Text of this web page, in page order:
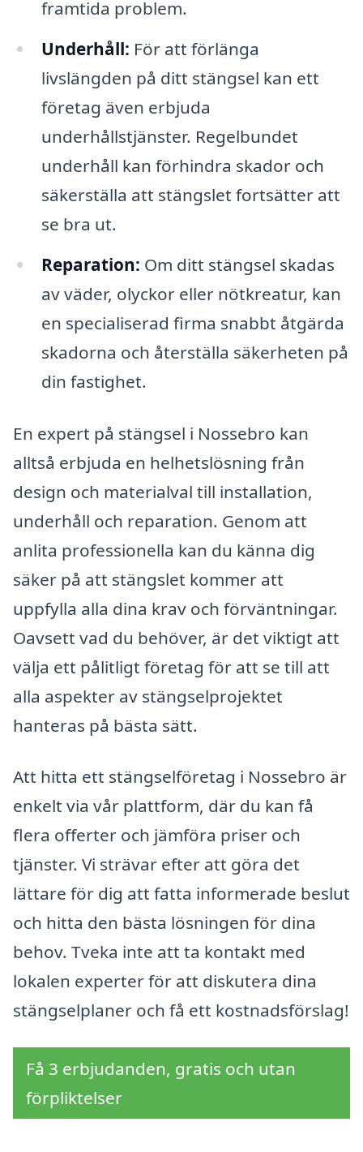
framtida problem.
Underhåll: För att förlänga
livslängden på ditt stängsel kan ett
företag även erbjuda
underhållstjänster. Regelbundet
underhåll kan förhindra skador och
säkerställa att stängslet fortsätter att
se bra ut.
Reparation: Om ditt stängsel skadas
av väder, olyckor eller nötkreatur, kan
en specialiserad firma snabbt åtgärda
skadorna och återställa säkerheten på
din fastighet.
En expert på stängsel i Nossebro kan
alltså erbjuda en helhetslösning från
design och materialval till installation,
underhåll och reparation. Genom att
anlita professionella kan du känna dig
säker på att stängslet kommer att
uppfylla alla dina krav och förväntningar.
Oavsett vad du behöver, är det viktigt att
välja ett pålitligt företag för att se till att
alla aspekter av stängselprojektet
hanteras på bästa sätt.
Att hitta ett stängselföretag i Nossebro är
enkelt via vår plattform, där du kan få
flera offerter och jämföra priser och
tjänster. Vi strävar efter att göra det
lättare för dig att fatta informerade beslut
och hitta den bästa lösningen för dina
behov. Tveka inte att ta kontakt med
lokalen experter för att diskutera dina
stängselplaner och få ett kostnadsförslag!
Få 3 erbjudanden, gratis och utan
förpliktelser